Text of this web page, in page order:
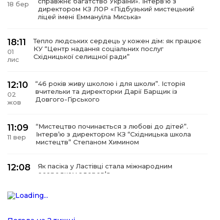
18 бер
директором КЗ ЛОР «Підбузький мистецький
ліцей імені Еммануїла Миська»
18:11
01
лис
Тепло людських сердець у кожен дім: як працює
КУ “Центр надання соціальних послуг
Східницької селищної ради”
12:10
02
жов
“46 років живу школою і для школи”. Історія
вчительки та директорки Дарії Барщик із
Довгого-Гірського
11:09
11 вер
“Мистецтво починається з любові до дітей”.
Інтерв’ю з директором КЗ “Східницька школа
мистецтв” Степаном Химином
12:08
Як пасіка у Ластівці стала міжнародним
осередком здоров’я
“Респект — Гаївка”